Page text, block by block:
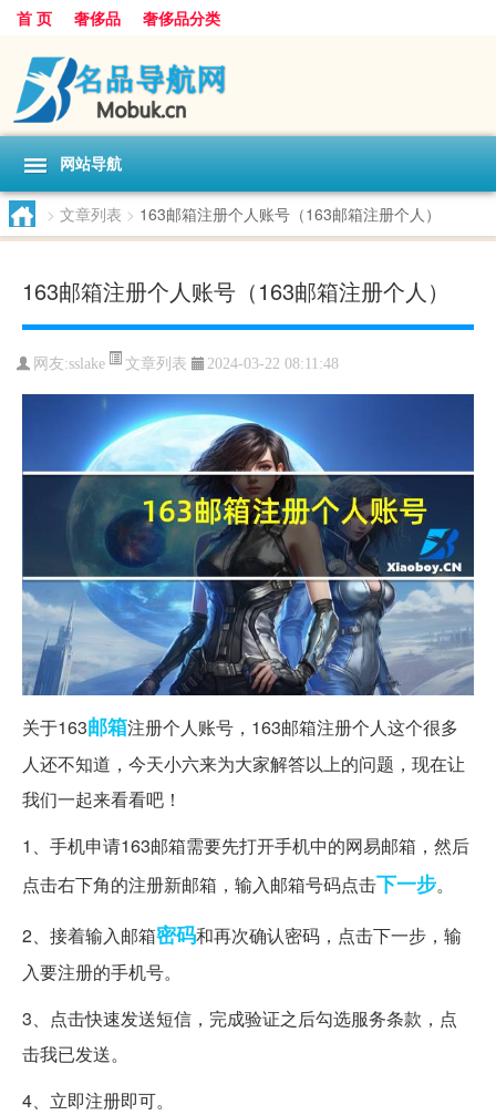
首 页 奢侈品 奢侈品分类
网站导航
> 文章列表 > 163邮箱注册个人账号（163邮箱注册个人）
163邮箱注册个人账号（163邮箱注册个人）
网友:sslake 文章列表 2024-03-22 08:11:48
关于163邮箱注册个人账号，163邮箱注册个人这个很多
人还不知道，今天小六来为大家解答以上的问题，现在让
我们一起来看看吧！
1、手机申请163邮箱需要先打开手机中的网易邮箱，然后
点击右下角的注册新邮箱，输入邮箱号码点击下一步。
2、接着输入邮箱密码和再次确认密码，点击下一步，输
入要注册的手机号。
3、点击快速发送短信，完成验证之后勾选服务条款，点
击我已发送。
4、立即注册即可。